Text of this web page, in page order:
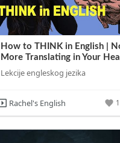
How to THINK in English |
More Translating in Your
Lekcije engleskog jezika
Rachel's English